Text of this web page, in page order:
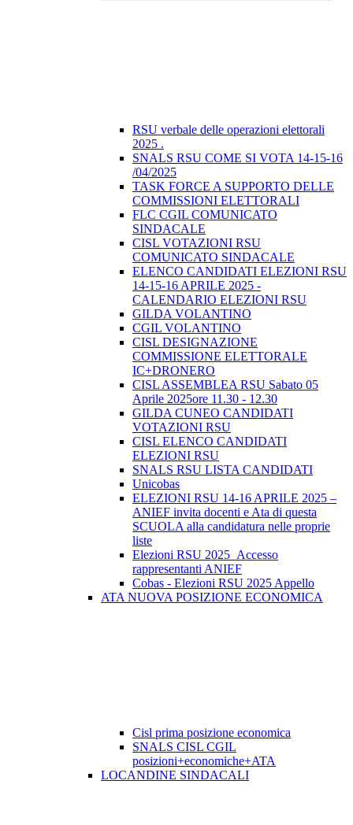
RSU verbale delle operazioni elettorali
2025 .
SNALS RSU COME SI VOTA 14-15-16
/04/2025
TASK FORCE A SUPPORTO DELLE
COMMISSIONI ELETTORALI
FLC CGIL COMUNICATO
SINDACALE
CISL VOTAZIONI RSU
COMUNICATO SINDACALE
ELENCO CANDIDATI ELEZIONI RSU
14-15-16 APRILE 2025 -
CALENDARIO ELEZIONI RSU
GILDA VOLANTINO
CGIL VOLANTINO
CISL DESIGNAZIONE
COMMISSIONE ELETTORALE
IC+DRONERO
CISL ASSEMBLEA RSU Sabato 05
Aprile 2025ore 11.30 - 12.30
GILDA CUNEO CANDIDATI
VOTAZIONI RSU
CISL ELENCO CANDIDATI
ELEZIONI RSU
SNALS RSU LISTA CANDIDATI
Unicobas
ELEZIONI RSU 14-16 APRILE 2025 –
ANIEF invita docenti e Ata di questa
SCUOLA alla candidatura nelle proprie
liste
Elezioni RSU 2025_Accesso
rappresentanti ANIEF
Cobas - Elezioni RSU 2025 Appello
ATA NUOVA POSIZIONE ECONOMICA
Cisl prima posizione economica
SNALS CISL CGIL
posizioni+economiche+ATA
LOCANDINE SINDACALI